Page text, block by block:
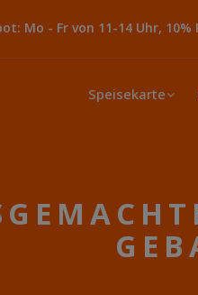
Mo - Fr von 11-14 Uhr,
Speisekarte